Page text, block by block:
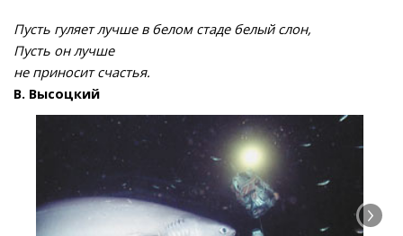
Пусть гуляет лучше в белом стаде белый слон,
Пусть он лучше
не приносит счастья.
В. Высоцкий